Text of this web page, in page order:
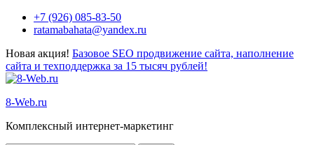
+7 (926) 085-83-50
ratamabahata@yandex.ru
Новая акция! Базовое SEO продвижение сайта, наполнение
сайта и техподдержка за 15 тысяч рублей!
8-Web.ru
Комплексный интернет-маркетинг